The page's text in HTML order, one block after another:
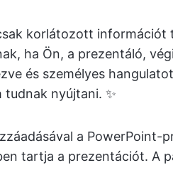
korlátozott
ha Ön, a prezentáló,
és személyes
tudnak nyújtani. ✨
a PowerPoint-
tartja a prezentációt. A